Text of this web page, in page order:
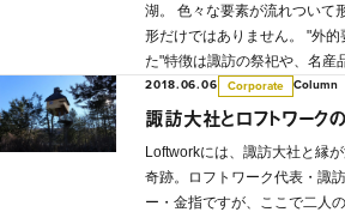
湖。 色々な要素が流れついて
形だけではありません。 "外
た"特徴は諏訪の祭祀や、名産
2018.06.06 Corporate Column
諏訪大社とロフトワーク
Loftworkには、諏訪大社と縁
奇跡。ロフトワーク代表・諏
ー・金指ですが、ここで二人